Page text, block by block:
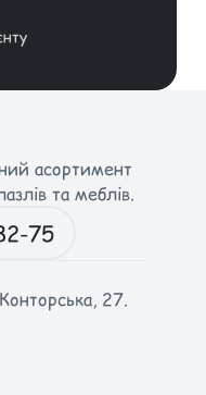
асортимент
та меблів.
75
27.